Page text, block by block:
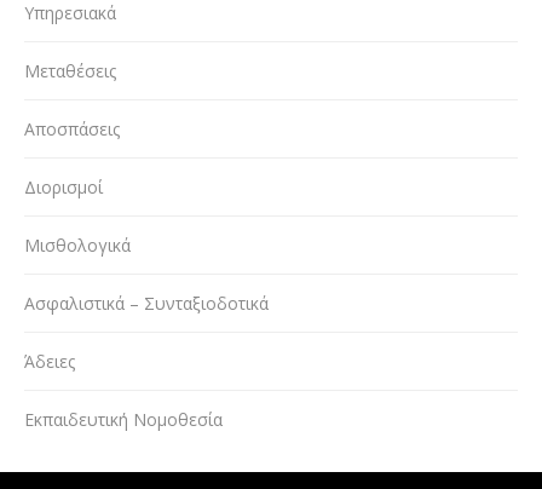
Υπηρεσιακά
Μεταθέσεις
Αποσπάσεις
Διορισμοί
Μισθολογικά
Ασφαλιστικά – Συνταξιοδοτικά
Άδειες
Εκπαιδευτική Νομοθεσία